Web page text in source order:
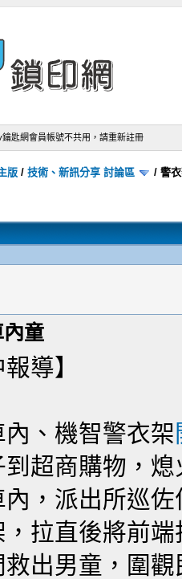
匙網會員帳號不共用，請重新註冊
版 /技術、新訊分享 討論區 /警
童
導】
、機智警衣架
超商購物，
，派出所巡
拉​直後將前
出男童，圍